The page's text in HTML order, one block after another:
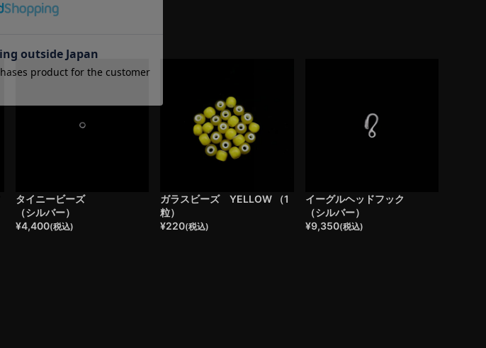
タイニービーズ
（シルバー）
¥4,400(税込)
ガラスビーズ YELLOW （1
粒）
¥220(税込)
イーグルヘッドフック
（シルバー）
¥9,350(税込)